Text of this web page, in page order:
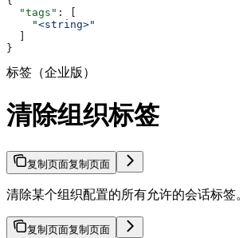
  "tags"
: [
    "<string>"
}
标签（企业版）
清除组织标签
复制页面复制页面
清除某个组织配置的所有允许的会话标签。
复制页面复制页面